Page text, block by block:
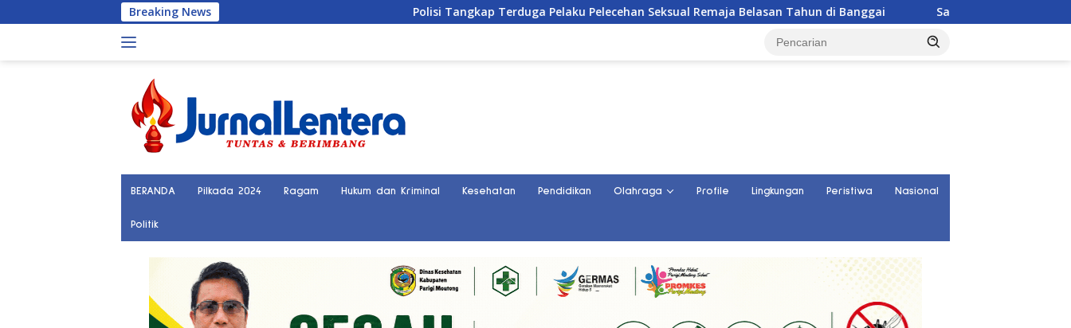
ke
Breaking News Polisi Tangkap Terduga Pelaku Pelecehan Seksual Remaja Belasan Tahun di Banggai Satresnarkoba Polres Parigi
BERANDA Pilkada 2024 Ragam Hukum dan Kriminal Kesehatan Pendidikan Olahraga Profile Lingkungan Peristiwa Nasional
Politik